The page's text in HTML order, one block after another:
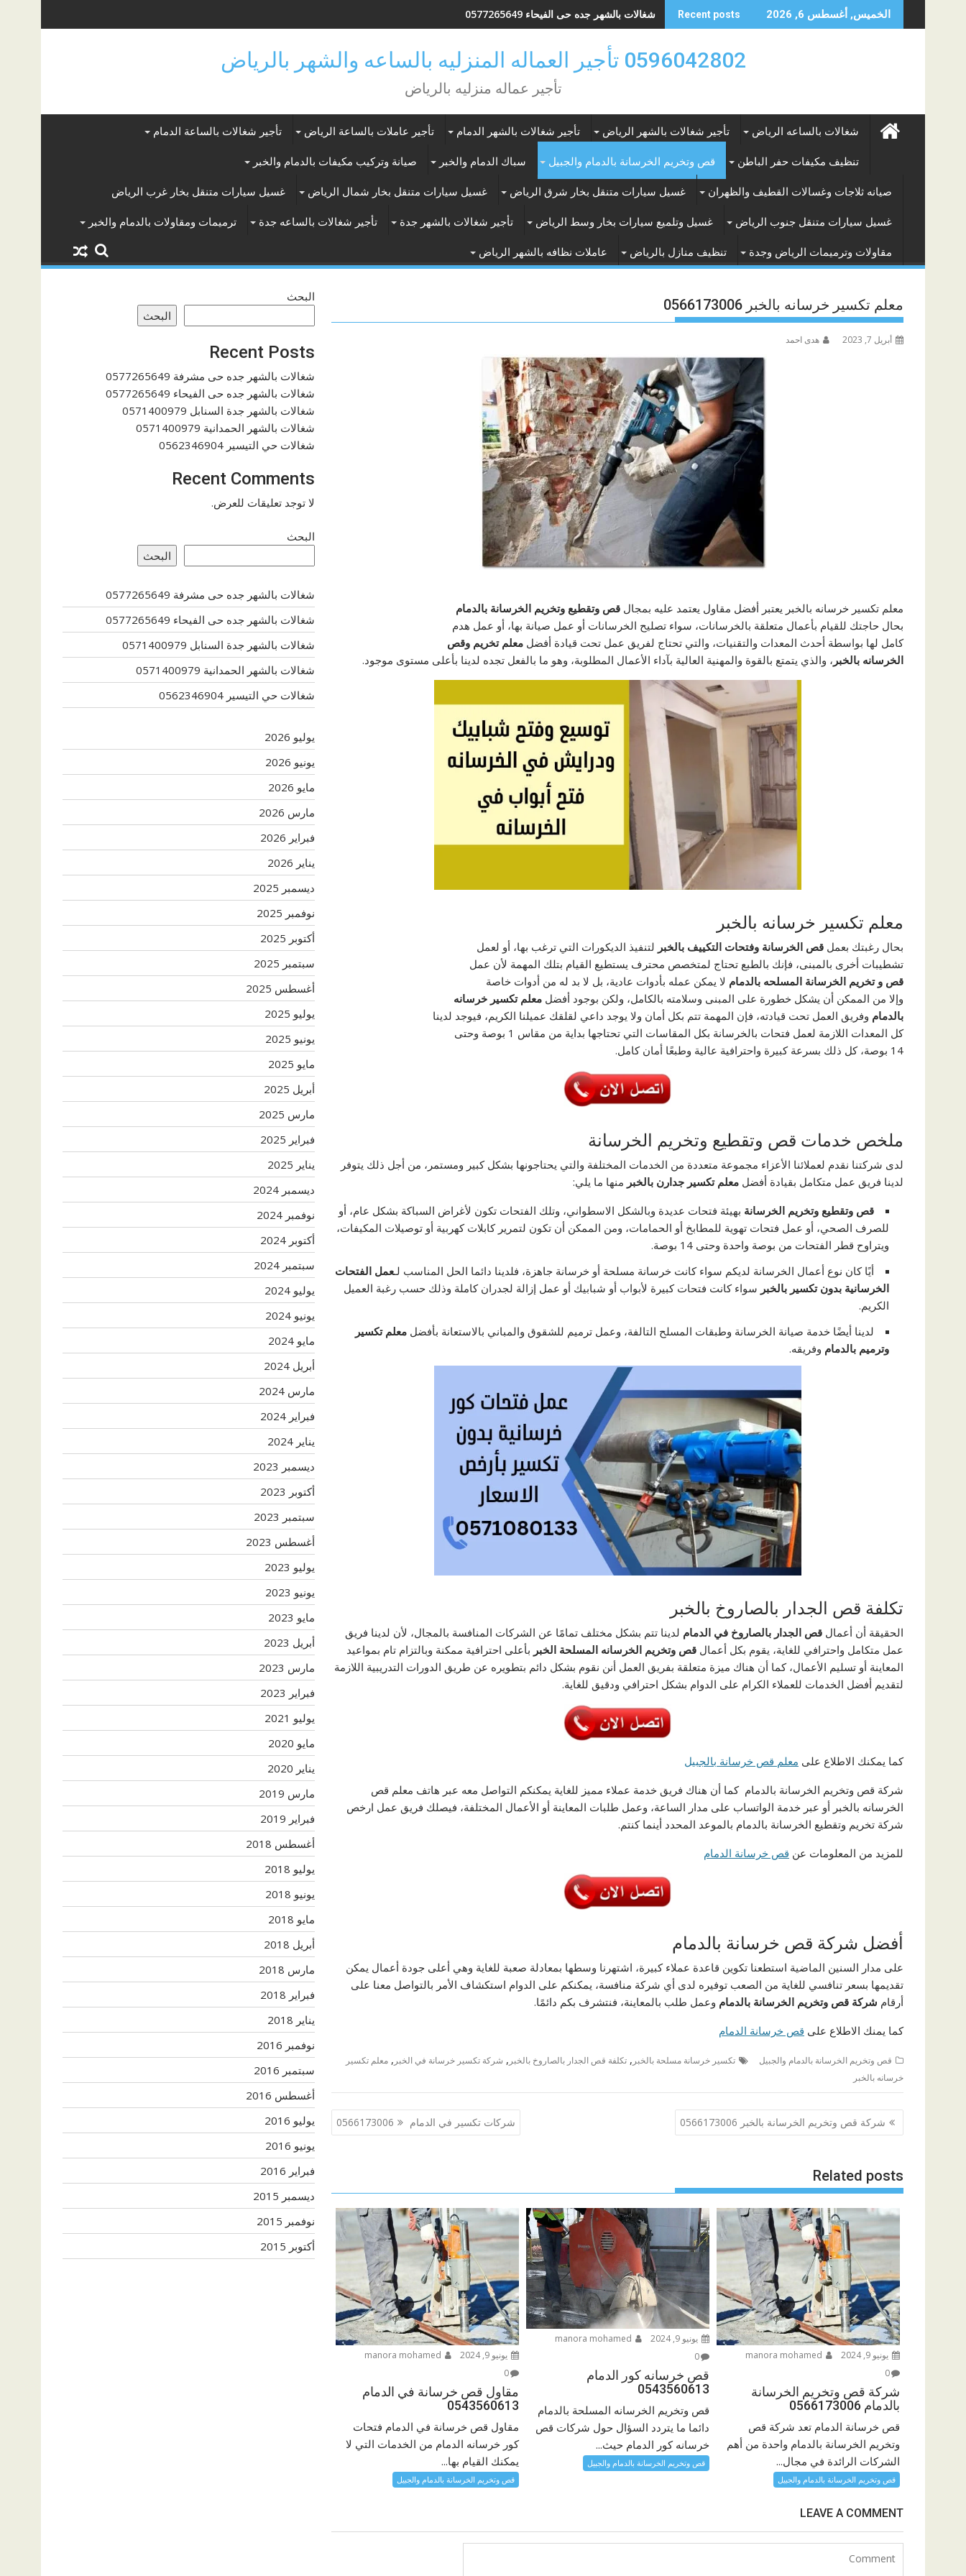
to
الخميس, أغسطس 6, 2026 Recent posts شغالات بالشهر جده حى الفيحاء 0577265649
0596042802 تأجير العماله المنزليه بالساعه والشهر بالرياض
تأجير عماله منزليه بالرياض
شغالات بالساعه الرياض تأجير شغالات بالشهر الرياض تأجير شغالات بالشهر الدمام تأجير عاملات بالساعة الرياض تأجير شغالات بالساعة الدمام
تنظيف مكيفات حفر الباطن قص وتخريم الخرسانة بالدمام والجبيل سباك الدمام والخبر صيانة وتركيب مكيفات بالدمام والخبر
صيانه ثلاجات وغسالات القطيف والظهران غسيل سيارات متنقل بخار شرق الرياض غسيل سيارات متنقل بخار شمال الرياض غسيل سيارات متنقل بخار غرب الرياض
غسيل سيارات متنقل جنوب الرياض غسيل وتلميع سيارات بخار وسط الرياض تأجير شغالات بالشهر جدة تأجير شغالات بالساعه جدة ترميمات ومقاولات بالدمام والخبر
مقاولات وترميمات الرياض وجدة تنظيف منازل بالرياض عاملات نظافه بالشهر الرياض
معلم تكسير خرسانه بالخبر 0566173006
أبريل 7, 2023 هدى احمد
معلم تكسير خرسانه بالخبر يعتبر أفضل مقاول يعتمد عليه بمجال قص وتقطيع وتخريم الخرسانة بالدمام
بحال حاجتك للقيام بأعمال متعلقة بالخرسانات، سواء تصليح الخرسانات أو عمل صيانة بها، أو عمل هدم
كامل لها بواسطة أحدث المعدات والتقنيات، والتي تحتاج لفريق عمل تحت قيادة أفضل معلم تخريم وقص
الخرسانه بالخبر ، والذي يتمتع بالقوة والمهنية العالية بآداء الأعمال المطلوبة، وهو ما بالفعل تجده لدينا بأعلى مستوى موجود.
معلم تكسير خرسانه بالخبر
بحال رغبتك بعمل قص الخرسانة وفتحات التكييف بالخبر لتنفيذ الديكورات التي ترغب بها، أو لعمل
تشطيبات أخرى بالمبنى، فإنك بالطبع تحتاج لمتخصص محترف يستطيع القيام بتلك المهمة لأن عمل
قص و تخريم الخرسانة المسلحه بالدمام لا يمكن عمله بأدوات عادية، بل لا بد له من أدوات خاصة
وإلا من الممكن أن يشكل خطورة على المبنى وسلامته بالكامل، ولكن بوجود أفضل معلم تكسير خرسانه
بالدمام وفريق العمل تحت قيادته، فإن المهمة تتم بكل أمان ولا يوجد داعي لقلقك عميلنا الكريم، فيوجد لدينا
كل المعدات اللازمة لعمل فتحات بالخرسانة بكل المقاسات التي تحتاجها بداية من مقاس 1 بوصة وحتى
14 بوصة، كل ذلك بسرعة كبيرة واحترافية عالية وطبعًا أمان كامل.
ملخص خدمات قص وتقطيع وتخريم الخرسانة
لدى شركتنا نقدم لعملائنا الأعزاء مجموعة متعددة من الخدمات المختلفة والتي يحتاجونها بشكل كبير ومستمر، من أجل ذلك يتوفر
لدينا فريق عمل متكامل بقيادة أفضل معلم تكسير جدارن بالخبر منها ما يلي:
قص وتقطيع وتخريم الخرسانة بهيئة فتحات عديدة وبالشكل الاسطواني، وتلك الفتحات تكون لأغراض السباكة بشكل عام، أو
للصرف الصحي، أو عمل فتحات تهوية للمطابخ أو الحمامات، ومن الممكن أن تكون لتمرير كابلات كهربية أو توصيلات المكيفات،
ويتراوح قطر الفتحات من بوصة واحدة وحتى 14 بوصة.
أيًا كان نوع أعمال الخرسانة لديكم سواء كانت خرسانة مسلحة أو خرسانة جاهزة، فلدينا دائما الحل المناسب لـعمل الفتحات
الخرسانية بدون تكسير بالخبر سواء كانت فتحات كبيرة لأبواب أو شبابيك أو عمل إزالة لجدران كاملة وذلك حسب رغبة العميل
الكريم.
لدينا أيضًا خدمة صيانة الخرسانة وطبقات المسلح التالفة، وعمل ترميم للشقوق والمباني بالاستعانة بأفضل معلم تكسير
وترميم بالدمام وفريقه.
تكلفة قص الجدار بالصاروخ بالخبر
الحقيقة أن أعمال قص الجدار بالصاروخ في الدمام لدينا تتم بشكل مختلف تمامًا عن الشركات المنافسة بالمجال، لأن لدينا فريق
عمل متكامل واحترافي للغاية، يقوم بكل أعمال قص وتخريم الخرسانه المسلحة الخبر بأعلى احترافية ممكنة وبالتزام تام بمواعيد
المعاينة أو تسليم الأعمال، كما أن هناك ميزة متعلقة بفريق العمل أنن نقوم بشكل دائم بتطويره عن طريق الدورات التدريبية اللازمة
لتقديم أفضل الخدمات للعملاء الكرام على الدوام بشكل احترافي ودقيق للغاية.
كما يمكنك الاطلاع على معلم قص خرسانة بالجبيل
شركة قص وتخريم الخرسانة بالدمام كما أن هناك فريق خدمة عملاء مميز للغاية يمكنكم التواصل معه عبر هاتف معلم قص
الخرسانه بالخبر أو عبر خدمة الواتساب على مدار الساعة، وعمل طلبات المعاينة أو الأعمال المختلفة، فيصلك فريق عمل ارخص
شركة تخريم وتقطيع الخرسانة بالدمام بالموعد المحدد أينما كنتم.
للمزيد من المعلومات عن قص خرسانة الدمام
أفضل شركة قص خرسانة بالدمام
على مدار السنين الماضية استطعنا تكوين قاعدة عملاء كبيرة، اشتهرنا وسطها بمعادلة صعبة للغاية وهي أعلى جودة أعمال يمكن
تقديمها بسعر تنافسي للغاية من الصعب توفيره لدى أي شركة منافسة، يمكنكم على الدوام استكشاف الأمر بالتواصل معنا على
أرقام شركة قص وتخريم الخرسانة بالدمام وعمل طلب بالمعاينة، فنتشرف بكم دائمًا.
كما يمنك الاطلاع على قص خرسانة الدمام
قص وتخريم الخرسانة بالدمام والجبيل تكسير خرسانة مسلحة بالخبر , تكلفة قص الجدار بالصاروخ بالخبر , شركة تكسير خرسانة في الخبر , معلم تكسير
خرسانه بالخبر
تصفّح
المقالات
شركة قص وتخريم الخرسانة بالخبر 0566173006 شركات تكسير في الدمام 0566173006
Related posts
يونيو 9, 2024
0
شركة قص وتخريم الخرسانة
بالدمام 0566173006
قص خرسانة الدمام تعد شركة قص
وتخريم الخرسانة بالدمام واحدة من أهم
الشركات الرائدة في مجال...
قص وتخريم الخرسانة بالدمام والجبيل
يونيو 9, 2024
0
قص خرسانه كور الدمام
0543560613
قص وتخريم الخرسانه المسلحة بالدمام
دائما ما يتردد السؤال حول شركات قص
خرسانه كور الدمام حيث...
قص وتخريم الخرسانة بالدمام والجبيل
يونيو 9, 2024
0
مقاول قص خرسانة في الدمام
0543560613
مقاول قص خرسانة في الدمام فتحات
كور خرسانه الدمام من الخدمات التي لا
يمكنك القيام بها...
قص وتخريم الخرسانة بالدمام والجبيل
LEAVE A COMMENT
البحث
البحث
Recent Posts
شغالات بالشهر جده حى مشرفة 0577265649
شغالات بالشهر جده حى الفيحاء 0577265649
شغالات بالشهر جدة السنابل 0571400979
شغالات بالشهر الحمدانية 0571400979
شغالات حي التيسير 0562346904
Recent Comments
لا توجد تعليقات للعرض.
البحث
البحث
شغالات بالشهر جده حى مشرفة 0577265649
شغالات بالشهر جده حى الفيحاء 0577265649
شغالات بالشهر جدة السنابل 0571400979
شغالات بالشهر الحمدانية 0571400979
شغالات حي التيسير 0562346904
يوليو 2026
يونيو 2026
مايو 2026
مارس 2026
فبراير 2026
يناير 2026
ديسمبر 2025
نوفمبر 2025
أكتوبر 2025
سبتمبر 2025
أغسطس 2025
يوليو 2025
يونيو 2025
مايو 2025
أبريل 2025
مارس 2025
فبراير 2025
يناير 2025
ديسمبر 2024
نوفمبر 2024
أكتوبر 2024
سبتمبر 2024
يوليو 2024
يونيو 2024
مايو 2024
أبريل 2024
مارس 2024
فبراير 2024
يناير 2024
ديسمبر 2023
أكتوبر 2023
سبتمبر 2023
أغسطس 2023
يوليو 2023
يونيو 2023
مايو 2023
أبريل 2023
مارس 2023
فبراير 2023
يوليو 2021
مايو 2020
يناير 2020
مارس 2019
فبراير 2019
أغسطس 2018
يوليو 2018
يونيو 2018
مايو 2018
أبريل 2018
مارس 2018
فبراير 2018
يناير 2018
نوفمبر 2016
سبتمبر 2016
أغسطس 2016
يوليو 2016
يونيو 2016
فبراير 2016
ديسمبر 2015
نوفمبر 2015
أكتوبر 2015